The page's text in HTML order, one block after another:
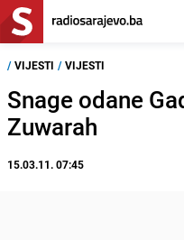
/ VIJESTI / VIJESTI
Snage odane
Zuwarah
15.03.11. 07:45